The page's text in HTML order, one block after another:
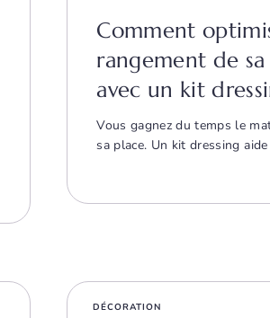
Comment
rangement de
avec un kit
Vous gagnez du temps le
sa place. Un kit dressing
DÉCORATION